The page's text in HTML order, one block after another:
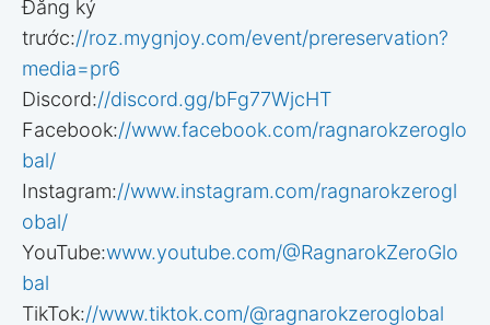
Đăng ký
trước://roz.mygnjoy.com/event/prereservation?
media=pr6
Discord://discord.gg/bFg77WjcHT
Facebook://www.facebook.com/ragnarokzeroglo
bal/
Instagram://www.instagram.com/ragnarokzerogl
obal/
YouTube:www.youtube.com/@RagnarokZeroGlo
bal
TikTok://www.tiktok.com/@ragnarokzeroglobal